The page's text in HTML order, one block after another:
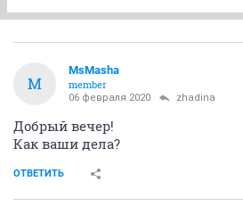
M
MsMasha
member
06 февраля 2020 zhadina
Добрый вечер!
Как ваши дела?
ОТВЕТИТЬ